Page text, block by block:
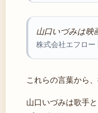
山口いづみは映
株式会社エフロー
これらの言葉から
山口いづみは歌手